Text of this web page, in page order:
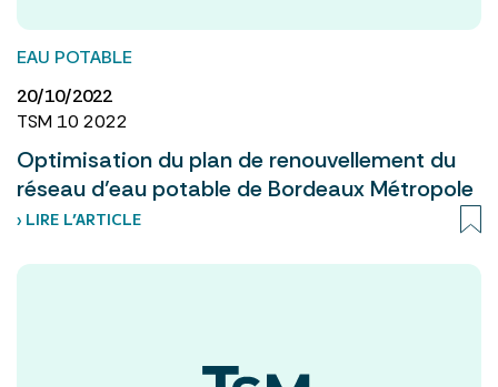
EAU POTABLE
20/10/2022
TSM 10 2022
Optimisation du plan de renouvellement du
réseau d’eau potable de Bordeaux Métropole
› LIRE L’ARTICLE